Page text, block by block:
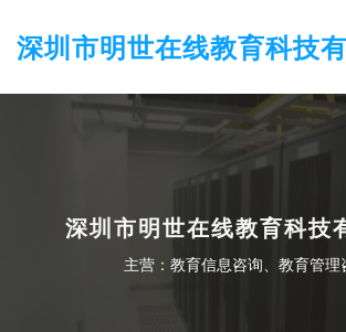
深圳市明世在线教育科技
深圳市明世在线教育科技
主营：教育信息咨询、教育管理